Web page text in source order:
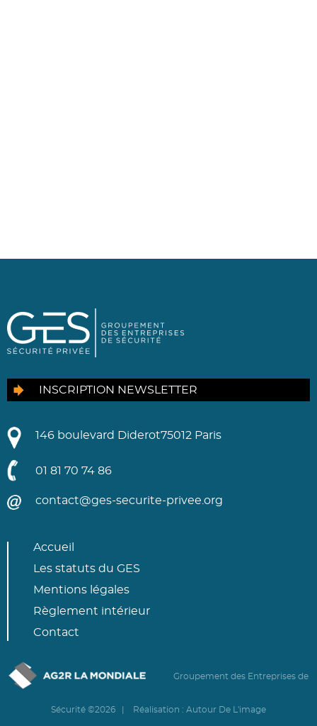
INSCRIPTION NEWSLETTER
146 boulevard Diderot75012 Paris
01 81 70 74 86
contact@ges-securite-privee.org
Accueil
Les statuts du GES
Mentions légales
Règlement intérieur
Contact
Groupement des Entreprises de
Sécurité ©2026 | Réalisation : Autour De L'image